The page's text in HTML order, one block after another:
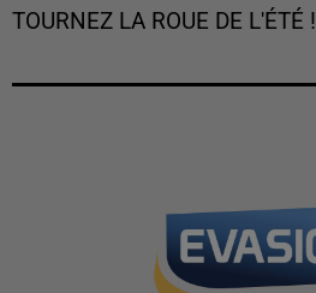
TOURNEZ LA ROUE DE L'ÉTÉ !